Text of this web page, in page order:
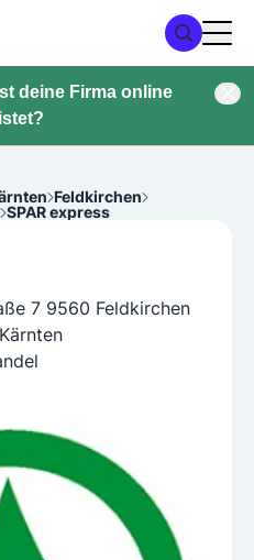
deine Firma online
Feldkirchen
SPAR express
7 9560 Feldkirchen